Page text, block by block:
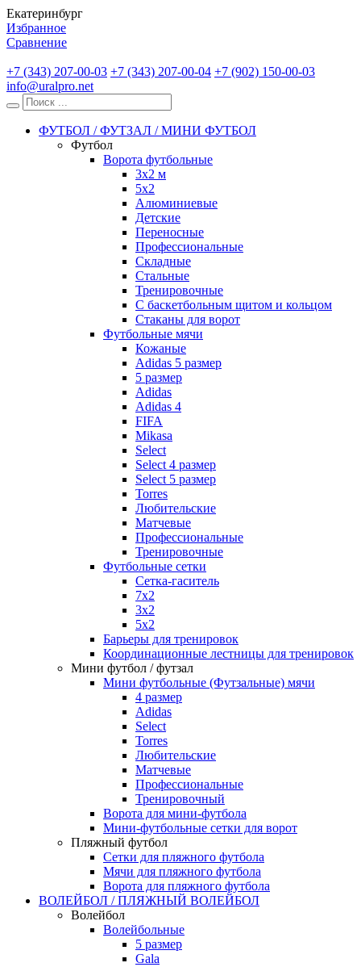
Екатеринбург
Избранное
Сравнение
+7 (343) 207-00-03 +7 (343) 207-00-04 +7 (902) 150-00-03
info@uralpro.net
ФУТБОЛ / ФУТЗАЛ / МИНИ ФУТБОЛ
Футбол
Ворота футбольные
3х2 м
5х2
Алюминиевые
Детские
Переносные
Профессиональные
Складные
Стальные
Тренировочные
С баскетбольным щитом и кольцом
Стаканы для ворот
Футбольные мячи
Кожаные
Adidas 5 размер
5 размер
Adidas
Adidas 4
FIFA
Mikasa
Select
Select 4 размер
Select 5 размер
Torres
Любительские
Матчевые
Профессиональные
Тренировочные
Футбольные сетки
Сетка-гаситель
7x2
3х2
5х2
Барьеры для тренировок
Координационные лестницы для тренировок
Мини футбол / футзал
Мини футбольные (Футзальные) мячи
4 размер
Adidas
Select
Torres
Любительские
Матчевые
Профессиональные
Тренировочный
Ворота для мини-футбола
Мини-футбольные сетки для ворот
Пляжный футбол
Сетки для пляжного футбола
Мячи для пляжного футбола
Ворота для пляжного футбола
ВОЛЕЙБОЛ / ПЛЯЖНЫЙ ВОЛЕЙБОЛ
Волейбол
Волейбольные
5 размер
Gala